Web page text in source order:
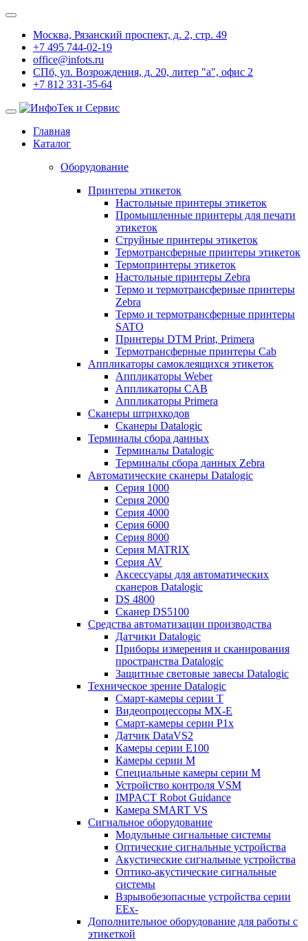
Москва, Рязанский проспект, д. 2, стр. 49
+7 495 744-02-19
office@infots.ru
СПб, ул. Возрождения, д. 20, литер "a", офис 2
+7 812 331-35-64
Главная
Каталог
Оборудование
Принтеры этикеток
Настольные принтеры этикеток
Промышленные принтеры для печати
этикеток
Струйные принтеры этикеток
Термотрансферные принтеры этикеток
Термопринтеры этикеток
Настольные принтеры Zebra
Термо и термотрансферные принтеры
Zebra
Термо и термотрансферные принтеры
SATO
Принтеры DTM Print, Primera
Термотрансферные принтеры Cab
Аппликаторы самоклеящихся этикеток
Аппликаторы Weber
Аппликаторы CAB
Аппликаторы Primera
Сканеры штрихкодов
Сканеры Datalogic
Терминалы сбора данных
Терминалы Datalogic
Терминалы сбора данных Zebra
Автоматические сканеры Datalogic
Серия 1000
Серия 2000
Серия 4000
Серия 6000
Серия 8000
Серия MATRIX
Серия AV
Аксессуары для автоматических
сканеров Datalogic
DS 4800
Сканер DS5100
Средства автоматизации производства
Датчики Datalogic
Приборы измерения и сканирования
пространства Datalogic
Защитные световые завесы Datalogic
Техническое зрение Datalogic
Смарт-камеры серии T
Видеопроцессоры MX-E
Смарт-камеры серии P1x
Датчик DataVS2
Камеры серии E100
Камеры серии M
Специальные камеры серии M
Устройство контроля VSM
IMPACT Robot Guidance
Камера SMART VS
Cигнальное оборудование
Модульные сигнальные системы
Оптические сигнальные устройства
Акустические сигнальные устройства
Оптико-акустические сигнальные
системы
Взрывобезопасные устройства серии
EEx-
Дополнительное оборудование для работы с
этикеткой